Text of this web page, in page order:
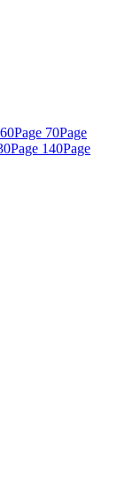
60Page 70Page
Page 140Page